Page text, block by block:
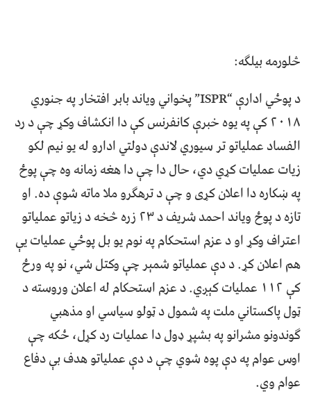
څلورمه بيلګه:
د پوځي ادارې “ISPR” پخواني ویاند بابر افتخار په جنوري
۲۰۱۸ کې په یوه خبرې کانفرنس کې دا انکشاف وکړ چې د رد
الفساد عملیاتو تر سیوري لاندې دولتي ادارو له يو نيم لکو
زیات عملیات کړي دي، حال دا چې دا هغه زمانه وه چې پوځ
په ښکاره دا اعلان کړی و چې د ترهګرو ملا ماته شوې ده. او
تازه د پوځ ویاند احمد شریف د ۲۳ زره څخه د زیاتو عملیاتو
اعتراف وکړ او د عزم استحکام په نوم یو بل پوځي عملیات يې
هم اعلان کړ. د دې عملیاتو شمېر چې وکتل شي، نو په ورځ
کې ۱۱۲ عملیات کېږي. د عزم استحکام له اعلان وروسته د
ټول پاکستاني ملت په شمول د ټولو سیاسي او مذهبي
ګوندونو مشرانو په بشپړ ډول دا عمليات رد کړل، ځکه چې
اوس عوام په دې پوه شوي چې د دې عملیاتو هدف بې دفاع
عوام وي.